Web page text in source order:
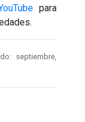
para
septiembre,